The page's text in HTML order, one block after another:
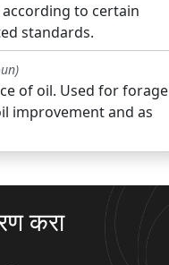
to certain
standards.
of oil. Used for forage
improvement and as
करा